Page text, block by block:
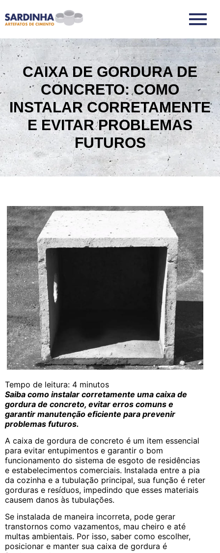
CAIXA DE GORDURA DE
CONCRETO: COMO
INSTALAR CORRETAMENTE
E EVITAR PROBLEMAS
FUTUROS
Tempo de leitura: 4 minutos
Saiba como instalar corretamente uma caixa de
gordura de concreto, evitar erros comuns e
garantir manutenção eficiente para prevenir
problemas futuros.
A caixa de gordura de concreto é um item essencial
para evitar entupimentos e garantir o bom
funcionamento do sistema de esgoto de residências
e estabelecimentos comerciais. Instalada entre a pia
da cozinha e a tubulação principal, sua função é reter
gorduras e resíduos, impedindo que esses materiais
causem danos às tubulações.
Se instalada de maneira incorreta, pode gerar
transtornos como vazamentos, mau cheiro e até
multas ambientais. Por isso, saber como escolher,
posicionar e manter sua caixa de gordura é